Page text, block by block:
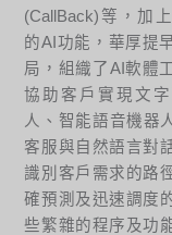
(CallBack)等，加
的AI功能，華厚提
局，組織了AI軟體
協助客戶實現文
人、智能語音機器
客服與自然語言對
識別客戶需求的路
確預測及迅速調度
些繁雜的程序及功